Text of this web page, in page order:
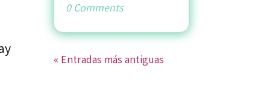
0 Comments
« Entradas más antiguas